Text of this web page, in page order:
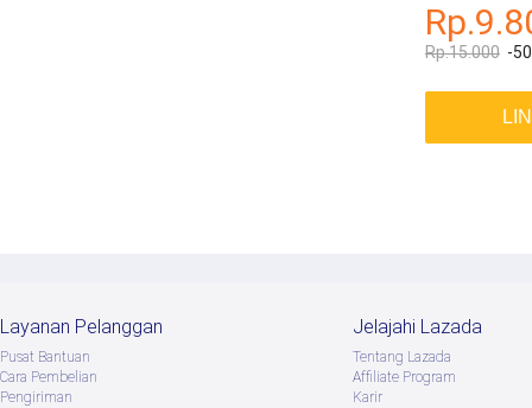
Rp.15.000 -
Layanan Pelanggan
Pusat Bantuan
Cara Pembelian
Pengiriman
Jelajahi Lazada
Tentang Lazada
Afﬁliate Program
Karir